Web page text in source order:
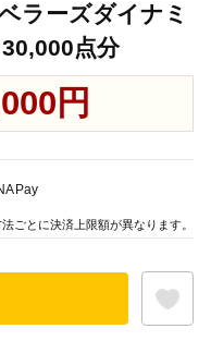
ラーズダイナミ
点分
円
Pay
ごとに決済上限額が異なります。